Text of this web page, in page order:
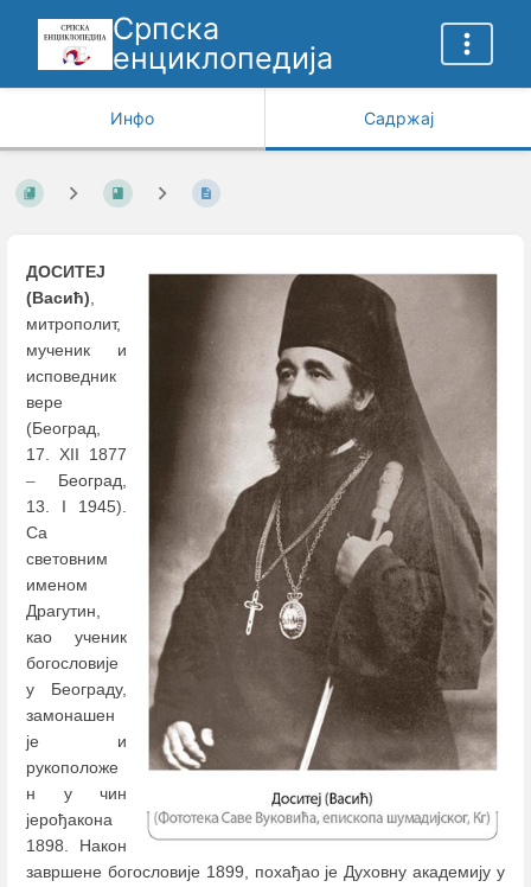
Српска
енциклопедија
Инфо Садржај
ДОСИТЕЈ
(Васић),
митрополит,
мученик и
исповедник
вере
(Београд,
17. XII 1877
– Београд,
13. I 1945).
Са
световним
именом
Драгутин,
као ученик
богословије
у Београду,
замонашен
је и
рукоположе
н у чин
јерођакона
1898. Након
завршене богословије 1899, похађао је Духовну академију у